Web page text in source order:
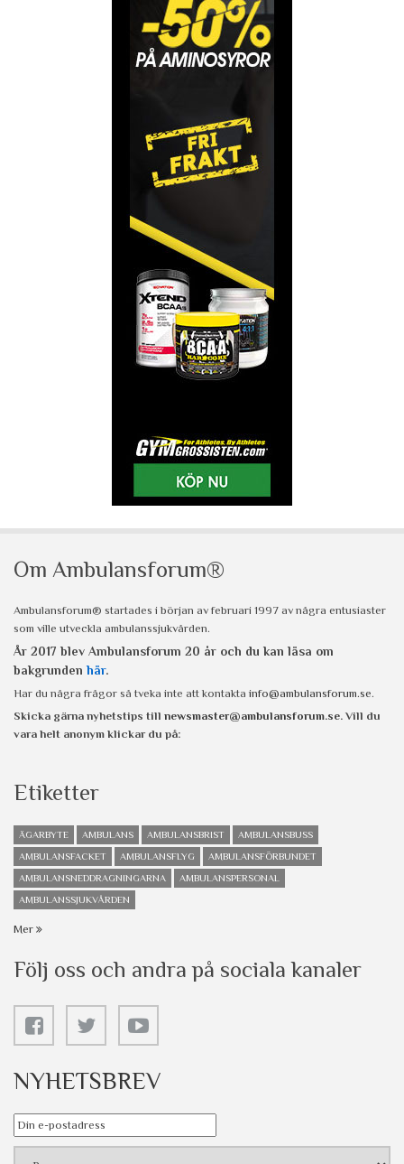
Om Ambulansforum®
Ambulansforum® startades i början av februari 1997 av några entusiaster
som ville utveckla ambulanssjukvården.
År 2017 blev Ambulansforum 20 år och du kan läsa om
bakgrunden här.
Har du några frågor så tveka inte att kontakta info@ambulansforum.se.
Skicka gärna nyhetstips till newsmaster@ambulansforum.se. Vill du
vara helt anonym klickar du på:
Etiketter
ÄGARBYTE AMBULANS AMBULANSBRIST
AMBULANSBUSS
AMBULANSFACKET
AMBULANSFLYG
AMBULANSFÖRBUNDET
AMBULANSNEDDRAGNINGARNA
AMBULANSPERSONAL
AMBULANSSJUKVÅRDEN
Mer
Följ oss och andra på sociala kanaler
NYHETSBREV